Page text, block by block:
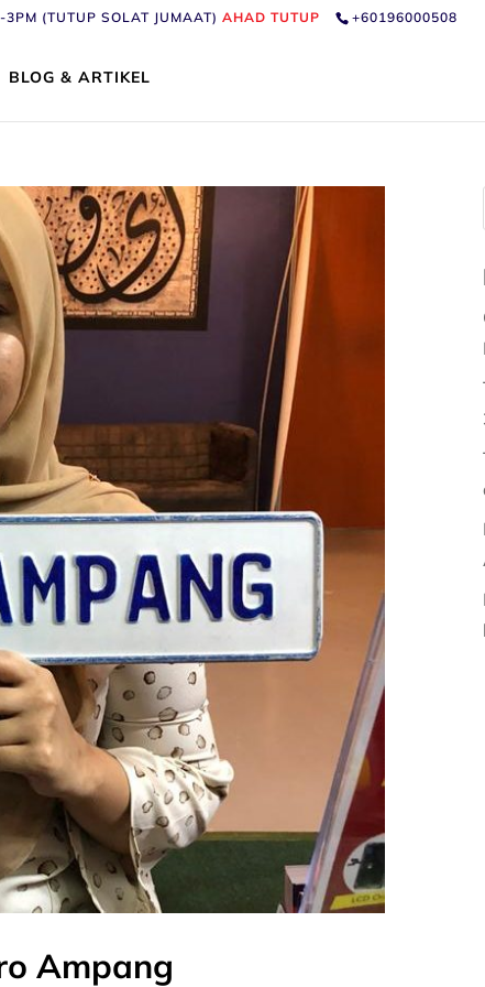
(TUTUP SOLAT JUMAAT)AHAD TUTUP +60196000508
BLOG & ARTIKEL
Ampang